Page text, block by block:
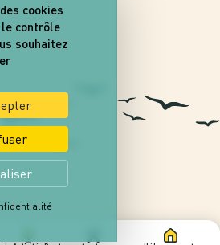
cookies
le contrôle
souhaitez